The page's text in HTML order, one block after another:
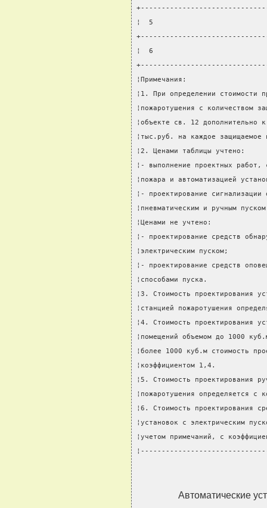
¦  5
¦  6
¦Примечания:
¦1. При определении
¦пожаротушения с количеством
¦объекте св. 12
¦тыс.руб. на каждое
¦2. Ценами таблицы
¦- выполнение проектных
¦пожара и
¦- проектирование
¦пневматическим и
¦Ценами не учтено:
¦- проектирование средств
¦электрическим
¦- проектирование средств
¦способами пуска.
¦3. Стоимость проектирования
¦станцией пожаротушения
¦4. Стоимость проектирования
¦помещений объемом до 1000
¦более 1000 куб.м стоимость
¦коэффициентом 1,4.
¦5. Стоимость
¦пожаротушения
¦6. Стоимость проектирования
¦установок с электрическим
¦учетом примечаний, с
Автоматические